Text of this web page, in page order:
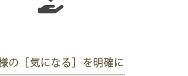
の［気になる］を明確に